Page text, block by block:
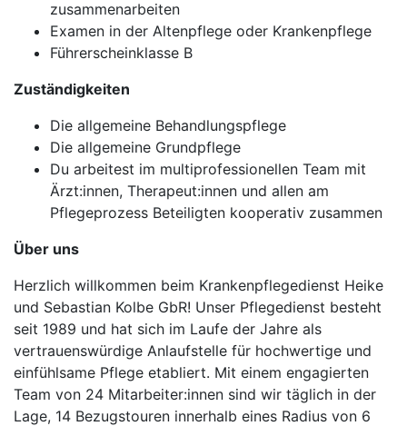
zusammenarbeiten
Examen in der Altenpflege oder Krankenpflege
Führerscheinklasse B
Zuständigkeiten
Die allgemeine Behandlungspflege
Die allgemeine Grundpflege
Du arbeitest im multiprofessionellen Team mit
Ärzt:innen, Therapeut:innen und allen am
Pflegeprozess Beteiligten kooperativ zusammen
Über uns
Herzlich willkommen beim Krankenpflegedienst Heike
und Sebastian Kolbe GbR! Unser Pflegedienst besteht
seit 1989 und hat sich im Laufe der Jahre als
vertrauenswürdige Anlaufstelle für hochwertige und
einfühlsame Pflege etabliert. Mit einem engagierten
Team von 24 Mitarbeiter:innen sind wir täglich in der
Lage, 14 Bezugstouren innerhalb eines Radius von 6